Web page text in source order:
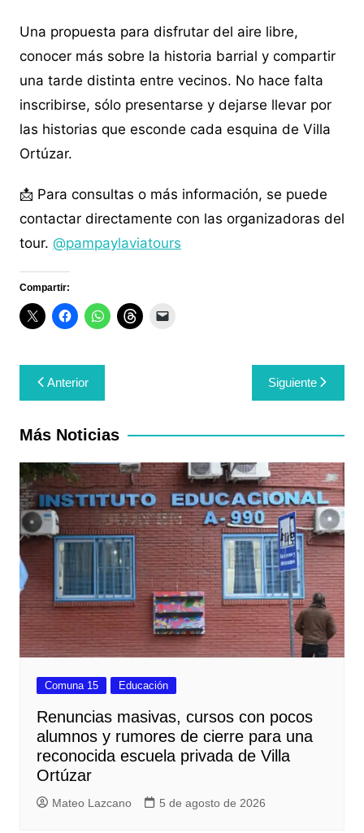
Una propuesta para disfrutar del aire libre,
conocer más sobre la historia barrial y compartir
una tarde distinta entre vecinos. No hace falta
inscribirse, sólo presentarse y dejarse llevar por
las historias que esconde cada esquina de Villa
Ortúzar.
📩 Para consultas o más información, se puede
contactar directamente con las organizadoras del
tour. @pampaylaviatours
Compartir:
Navegación
de
entradas
Anterior Siguiente
Más Noticias
Comuna 15 Educación
Renuncias masivas, cursos con pocos
alumnos y rumores de cierre para una
reconocida escuela privada de Villa
Ortúzar
Mateo Lazcano 5 de agosto de 2026